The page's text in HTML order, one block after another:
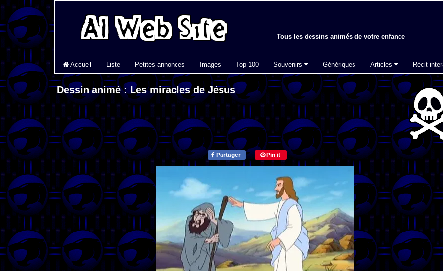
Tous les dessins animés de votre enfance
Accueil Liste Petites annonces Images Top 100 Souvenirs Génériques Articles Récit
Dessin animé : Les miracles de Jésus
Partager Pin it